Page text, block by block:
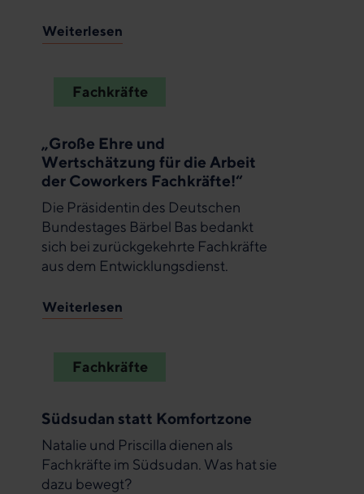
Weiterlesen
Fachkräfte
„Große Ehre und
Wertschätzung für die Arbeit
der Coworkers Fachkräfte!“
Die Präsidentin des Deutschen
Bundestages Bärbel Bas bedankt
sich bei zurückgekehrte Fachkräfte
aus dem Entwicklungsdienst.
Weiterlesen
Fachkräfte
Südsudan statt Komfortzone
Natalie und Priscilla dienen als
Fachkräfte im Südsudan. Was hat sie
dazu bewegt?